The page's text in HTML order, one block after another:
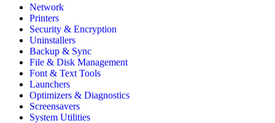
Network
Printers
Security & Encryption
Uninstallers
Backup & Sync
File & Disk Management
Font & Text Tools
Launchers
Optimizers & Diagnostics
Screensavers
System Utilities